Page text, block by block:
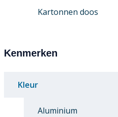
Kartonnen doos
Kenmerken
Kleur
Aluminium